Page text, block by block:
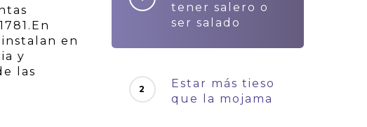
en
y
las
tener salero o
ser salado
Estar más tieso
que la mojama